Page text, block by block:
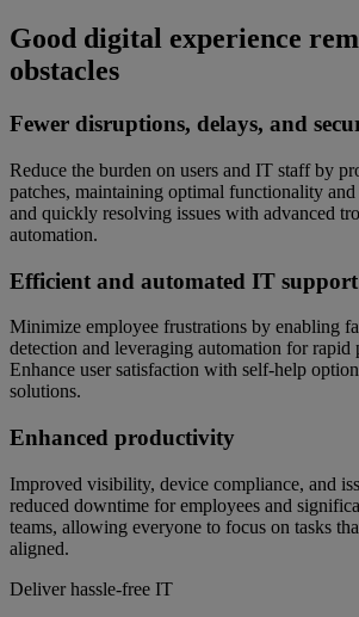
Good digital experience
obstacles
Fewer disruptions, delays, and
Reduce the burden on users and IT staff by
patches, maintaining optimal functionality and
and quickly resolving issues with advanced
automation.
Efficient and automated IT support
Minimize employee frustrations by enabling
detection and leveraging automation for rapid
Enhance user satisfaction with self-help
solutions.
Enhanced productivity
Improved visibility, device compliance, and
reduced downtime for employees and
teams, allowing everyone to focus on tasks
aligned.
Deliver hassle-free IT